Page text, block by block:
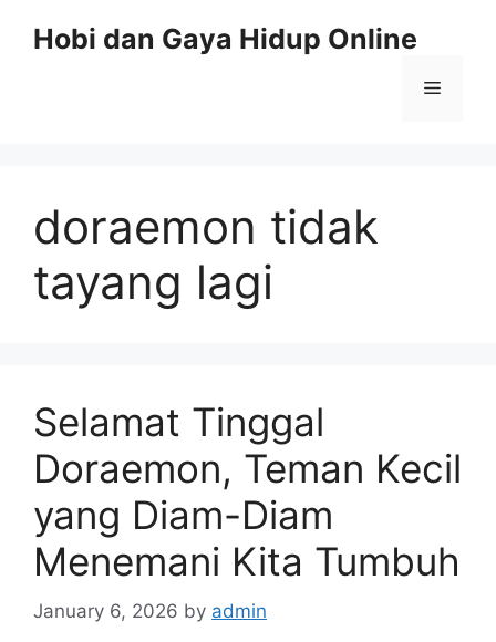
Hobi dan Gaya Hidup Online
Menu
doraemon tidak
tayang lagi
Selamat Tinggal
Doraemon, Teman Kecil
yang Diam-Diam
Menemani Kita Tumbuh
January 6, 2026 by admin